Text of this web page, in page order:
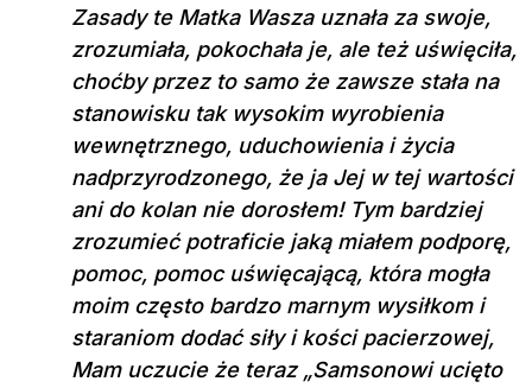
Zasady te Matka Wasza uznała za swoje,
zrozumiała, pokochała je, ale też uświęciła,
choćby przez to samo że zawsze stała na
stanowisku tak wysokim wyrobienia
wewnętrznego, uduchowienia i życia
nadprzyrodzonego, że ja Jej w tej wartości
ani do kolan nie dorosłem! Tym bardziej
zrozumieć potraficie jaką miałem podporę,
pomoc, pomoc uświęcającą, która mogła
moim często bardzo marnym wysiłkom i
staraniom dodać siły i kości pacierzowej,
Mam uczucie że teraz „Samsonowi ucięto